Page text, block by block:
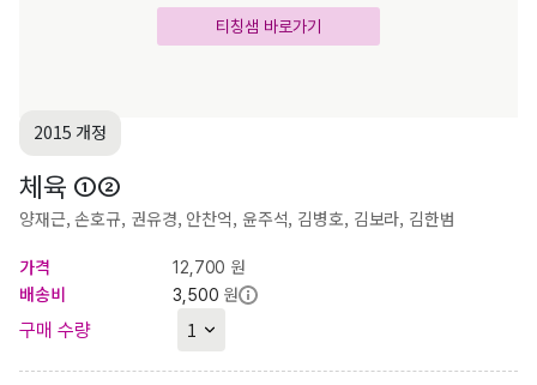
티칭샘 바로가기
2015 개정
체육 ①②
양재근, 손호규, 권유경, 안찬억, 윤주석, 김병호, 김보라, 김한범
가격
12,700 원
배송비
3,500 원
구매 수량